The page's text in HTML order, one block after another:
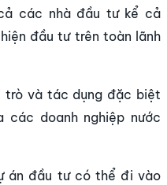
các nhà đầu tư kể cả
đầu tư trên toàn lãnh
trò và tác dụng đặc biệt
doanh nghiệp nước
án đầu tư có thể đi vào